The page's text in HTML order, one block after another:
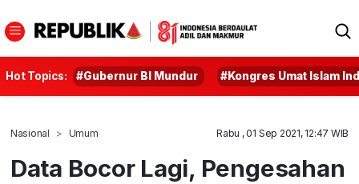
Hot Topics: #Gubernur BI Mundur #Kongres Umat Islam
Nasional Umum Rabu , 01 Sep 2021, 12:47 WIB
Data Bocor Lagi, Pengesahan